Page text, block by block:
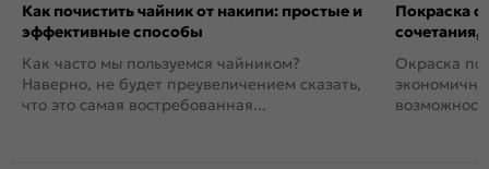
Как почистить чайник от накипи: простые и
эффективные способы
Как часто мы пользуемся чайником?
Наверно, не будет преувеличением сказать,
что это самая востребованная...
Покраска
сочетания,
Окраска